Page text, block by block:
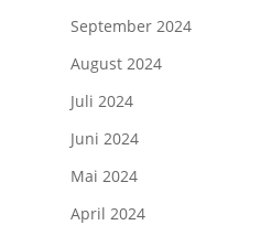
September 2024
August 2024
Juli 2024
Juni 2024
Mai 2024
April 2024